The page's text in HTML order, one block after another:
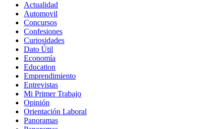
Actualidad
Automovil
Concursos
Confesiones
Curiosidades
Dato Útil
Economía
Education
Emprendimiento
Entrevistas
Mi Primer Trabajo
Opinión
Orientación Laboral
Panoramas